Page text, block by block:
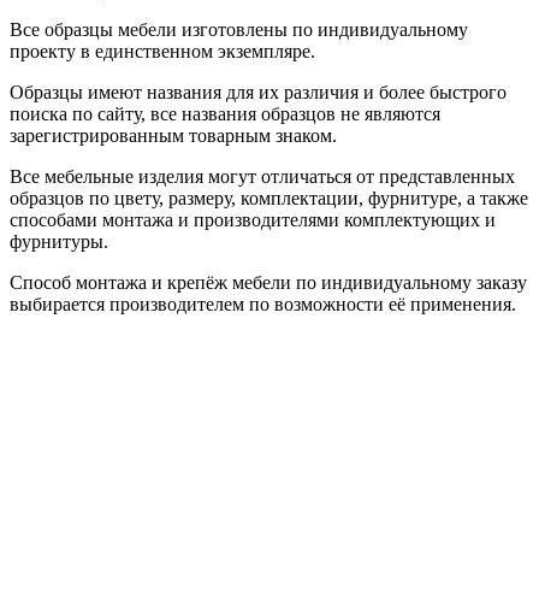
Все образцы мебели изготовлены по индивидуальному
проекту в единственном экземпляре.
Образцы имеют названия для их различия и более быстрого
поиска по сайту, все названия образцов не являются
зарегистрированным товарным знаком.
Все мебельные изделия могут отличаться от представленных
образцов по цвету, размеру, комплектации, фурнитуре, а также
способами монтажа и производителями комплектующих и
фурнитуры.
Способ монтажа и крепёж мебели по индивидуальному заказу
выбирается производителем по возможности её применения.